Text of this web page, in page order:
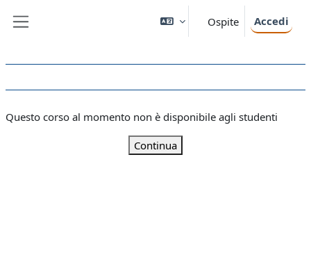
Ospite Accedi
Questo corso al momento non è disponibile agli studenti
Continua